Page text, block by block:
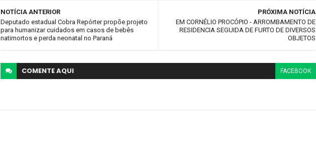
PRÓXIMA NOTÍCIA
EM CORNÉLIO PROCÓPIO - ARROMBAMENTO DE
RESIDENCIA SEGUIDA DE FURTO DE DIVERSOS
OBJETOS
NOTÍCIA ANTERIOR
Deputado estadual Cobra Repórter propõe projeto
para humanizar cuidados em casos de bebês
natimortos e perda neonatal no Paraná
COMENTEAQUI FACEBOOK